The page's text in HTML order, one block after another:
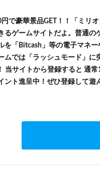
で豪華景品GET！！「ミリ
るゲームサイトだよ。普通の
を「Bitcash」等の電子マネ
ムでは「ラッシュモード」
当サイトから登録すると 通
ント進呈中！ぜひ登録して遊